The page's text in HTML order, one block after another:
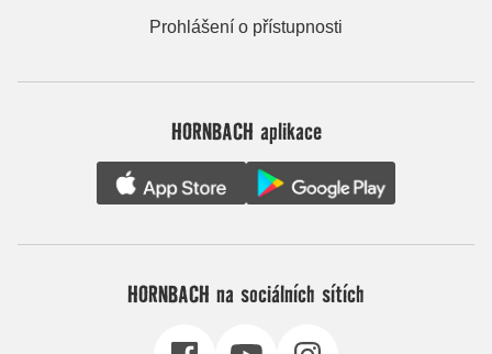
Prohlášení o přístupnosti
HORNBACH aplikace
HORNBACH na sociálních sítích